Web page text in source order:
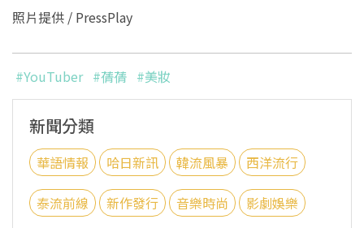
照片提供 / PressPlay
#YouTuber #蒨蒨 #美妝
新聞分類
華語情報 哈日新訊 韓流風暴 西洋流行
泰流前線 新作發行 音樂時尚 影劇娛樂